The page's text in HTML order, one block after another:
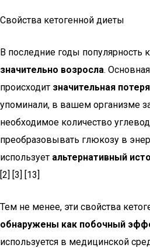
Свойства кетогенной диеты
В последние годы популярность
значительно возросла.
происходит значительная
упоминали, в вашем организме
необходимое количество
преобразовывать глюкозу в
использует альтернативный
[2] [3] [13]
Тем не менее, эти свойства
обнаружены как побочный
используется в медицинской